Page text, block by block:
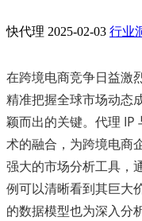
快代理 2025-02-03 行业
在跨境电商竞争日益激
精准把握全球市场动态
颖而出的关键。代理 IP
术的融合，为跨境电商
强大的市场分析工具，
例可以清晰看到其巨大
的数据模型也为深入分